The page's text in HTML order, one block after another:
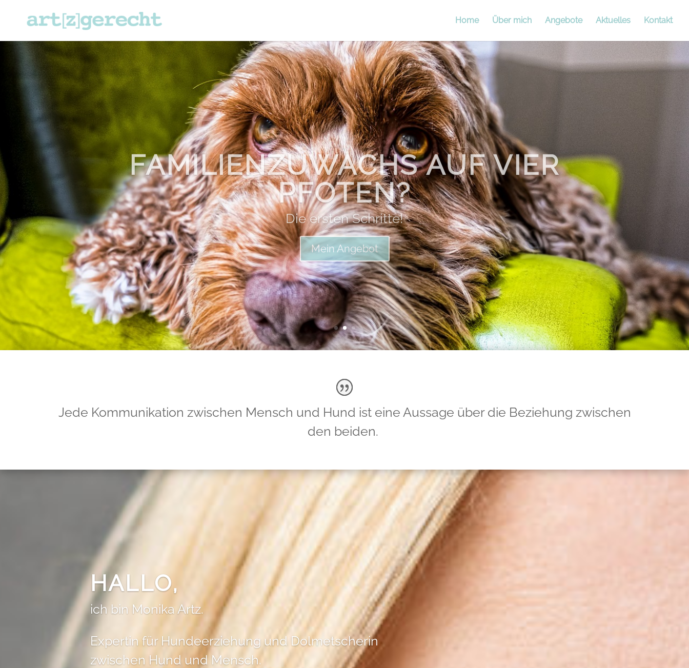
Home Über mich Angebote Aktuelles Kontakt
FAMILIENZUWACHS AUF VIER
PFOTEN?
Die ersten Schritte!
Mein Angebot
Jede Kommunikation zwischen Mensch und Hund ist eine Aussage über die Beziehung zwischen
den beiden.
HALLO,
ich bin Monika Artz.
Expertin für Hundeerziehung und Dolmetscherin
zwischen Hund und Mensch.